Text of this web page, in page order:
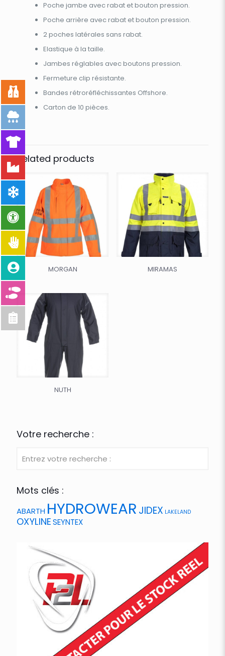
Poche jambe avec rabat et bouton pression.
Poche arrière avec rabat et bouton pression.
2 poches latérales sans rabat.
Elastique à la taille.
Jambes réglables avec boutons pression.
Fermeture clip résistante.
Bandes rétroréfléchissantes Offshore.
Carton de 10 pièces.
Related products
MORGAN MIRAMAS
NUTH
Votre recherche :
Mots clés :
ABARTH HYDROWEAR JIDEX LAKELAND
OXYLINESEYNTEX